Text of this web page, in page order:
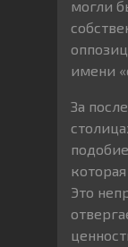
могли
имени
За
Это